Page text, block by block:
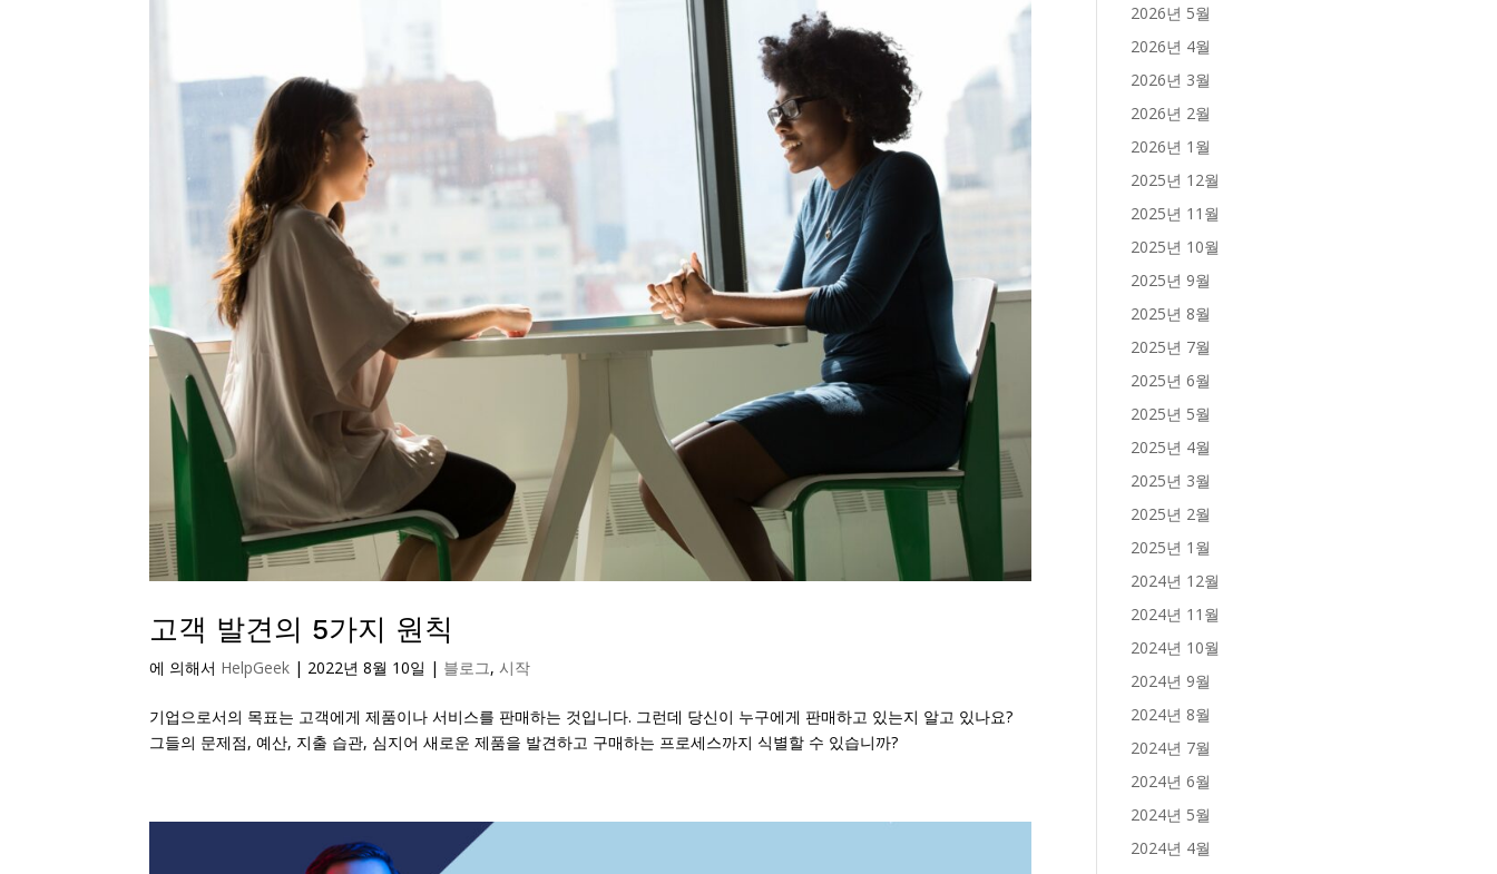
고객 발견의 5가지 원칙
에 의해서 HelpGeek | 2022년 8월 10일 | 블로그,시작
기업으로서의 목표는 고객에게 제품이나 서비스를 판매하는 것입니다. 그런데 당신이 누구에게 판매하고 있는지 알고 있나요?
그들의 문제점, 예산, 지출 습관, 심지어 새로운 제품을 발견하고 구매하는 프로세스까지 식별할 수 있습니까?
2026년 5월
2026년 4월
2026년 3월
2026년 2월
2026년 1월
2025년 12월
2025년 11월
2025년 10월
2025년 9월
2025년 8월
2025년 7월
2025년 6월
2025년 5월
2025년 4월
2025년 3월
2025년 2월
2025년 1월
2024년 12월
2024년 11월
2024년 10월
2024년 9월
2024년 8월
2024년 7월
2024년 6월
2024년 5월
2024년 4월